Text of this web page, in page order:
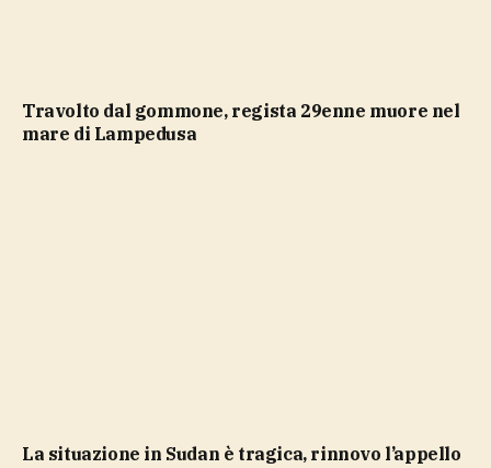
Travolto dal gommone, regista 29enne muore nel
mare di Lampedusa
La situazione in Sudan è tragica, rinnovo l’appello